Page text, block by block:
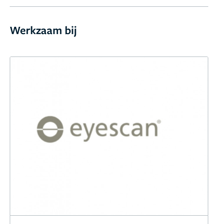
wachttijd en let niet op of iemand zich al langer dan
een uur in de wachtkamer bevindt, dat stapje gaat ze
afspraak hebt staan, je de gehele ochtend
wachttijd is echter niet goed.
Werkzaam bij